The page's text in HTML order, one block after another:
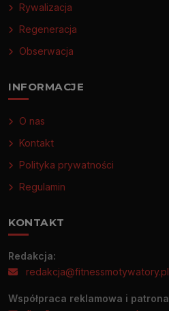
Rywalizacja
Regeneracja
Obserwacja
INFORMACJE
O nas
Kontakt
Polityka prywatności
Regulamin
KONTAKT
Redakcja:
redakcja@fitnessmotywatory.pl
Współpraca reklamowa i